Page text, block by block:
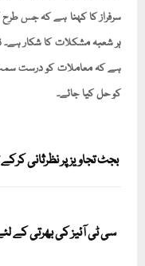
سرفراز کا کہنا ہے کہ جس
ہر شعبہ مشکلات کا شکار
ہے کہ معاملات کو درست سمت
کو حل کیا جائے۔
بجٹ تجاویز پر نظرثانی
سی ٹی آئیز کی بھرتی کے